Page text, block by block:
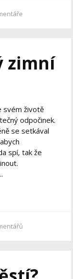
zimní
svém životě
odpočinek.
se setkával
spí, tak že